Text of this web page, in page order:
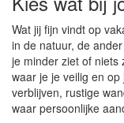
Wat jij fijn vindt op
in de natuur, de
je minder ziet of niets
waar je je veilig en
verblijven, rustige
waar persoonlijke